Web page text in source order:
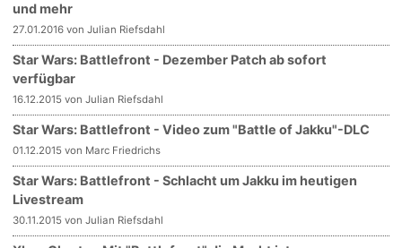
und mehr
27.01.2016 von Julian Riefsdahl
Star Wars: Battlefront - Dezember Patch ab sofort
verfügbar
16.12.2015 von Julian Riefsdahl
Star Wars: Battlefront - Video zum "Battle of Jakku"-DLC
01.12.2015 von Marc Friedrichs
Star Wars: Battlefront - Schlacht um Jakku im heutigen
Livestream
30.11.2015 von Julian Riefsdahl